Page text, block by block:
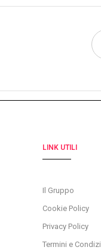
LINK UTILI
Il Gruppo
Cookie Policy
Privacy Policy
Termini e